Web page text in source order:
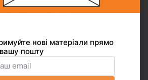
Про Collaborator